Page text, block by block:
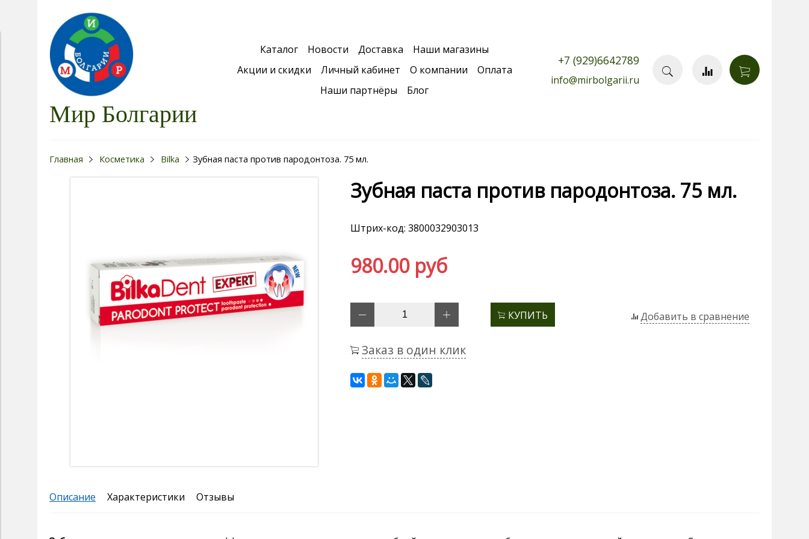
Мир Болгарии
Каталог Новости Доставка
Наши магазины
Акции и скидки
Личный кабинет О компании
Оплата
Наши партнёры
Блог
+7 (929)6642789
info@mirbolgarii.ru
Главная Косметика Bilka Зубная паста против пародонтоза. 75 мл.
Зубная паста против пародонтоза. 75 мл.
Штрих-код: 3800032903013
980.00 руб
КУПИТЬ Добавить в сравнение
Заказ в один клик
Описание Характеристики Отзывы